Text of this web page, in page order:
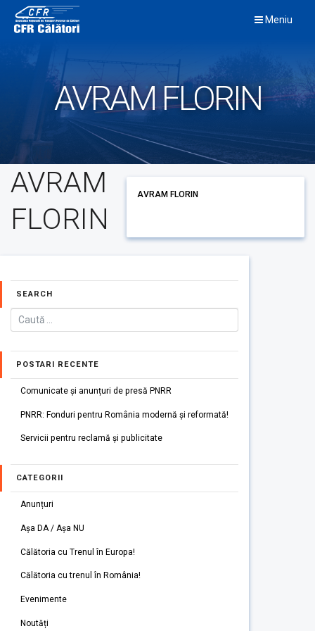
content
Meniu
AVRAM FLORIN
AVRAM
FLORIN
AVRAM FLORIN
SEARCH
POSTARI RECENTE
Comunicate și anunțuri de presă PNRR
PNRR: Fonduri pentru România modernă și reformată!
Servicii pentru reclamă și publicitate
CATEGORII
Anunțuri
Așa DA / Așa NU
Călătoria cu Trenul în Europa!
Călătoria cu trenul în România!
Evenimente
Noutăți